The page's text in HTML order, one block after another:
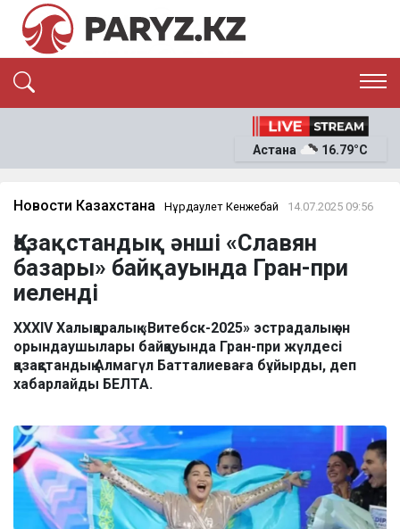
ЭКОНОМИКА
ОҚИҒА
News
Астана 16.79°C
Новости Казахстана Нұрдаулет Кенжебай 14.07.2025 09:56
Қазақстандық әнші «Славян
базары» байқауында Гран-при
иеленді
XXXIV Халықаралық «Витебск-2025» эстрадалық ән
орындаушылары байқауында Гран-при жүлдесі
қазақстандық Алмагүл Батталиеваға бұйырды, деп
хабарлайды БЕЛТА.